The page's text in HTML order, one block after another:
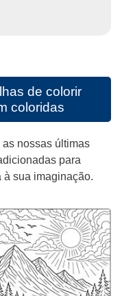
de colorir
coloridas
nossas últimas
para
à sua imaginação.